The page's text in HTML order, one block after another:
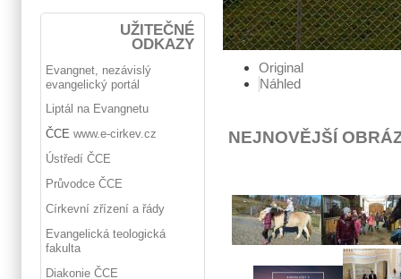
Original
Náhled
NEJNOVĚJŠÍ
UŽITEČNÉ
ODKAZY
Evangnet, nezávislý
evangelický portál
Liptál na Evangnetu
ČCE www.e-cirkev.cz
Ústředí ČCE
Průvodce ČCE
Církevní zřízení a řády
Evangelická teologická
fakulta
Diakonie ČCE